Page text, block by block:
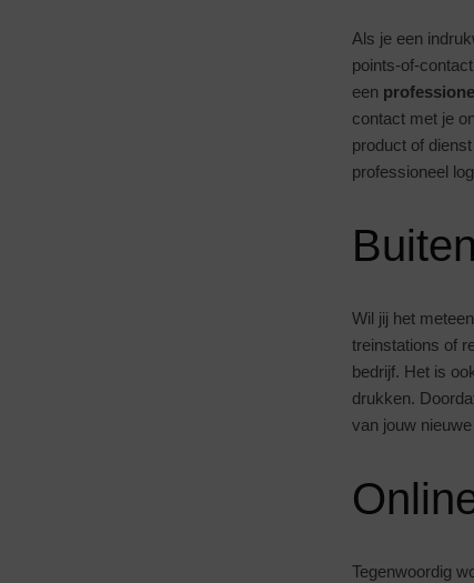
Als je een
points-of-
een
contact met je
product of
professioneel
Wil jij het
treinstations of
bedrijf. Het is
drukken.
van jouw
Tegenwoordig